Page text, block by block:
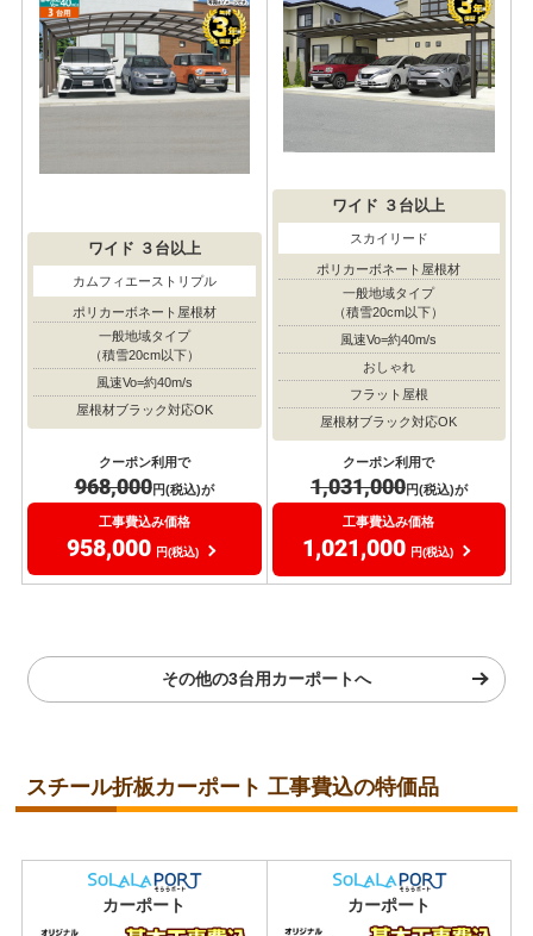
ワイド ３台以上
カムフィエーストリプル
ポリカーボネート屋根材
一般地域タイプ
（積雪20cm以下）
風速Vo=約40m/s
屋根材ブラック対応OK
クーポン利用で
968,000円(税込)が
工事費込み価格
958,000 円(税込)
ワイド ３台以上
スカイリード
ポリカーボネート屋根材
一般地域タイプ
（積雪20cm以下）
風速Vo=約40m/s
おしゃれ
フラット屋根
屋根材ブラック対応OK
クーポン利用で
1,031,000円(税込)が
工事費込み価格
1,021,000 円(税込)
その他の3台用カーポートへ
スチール折板カーポート 工事費込の特価品
カーポート
耐積雪/風圧
カーポート
耐積雪/風圧